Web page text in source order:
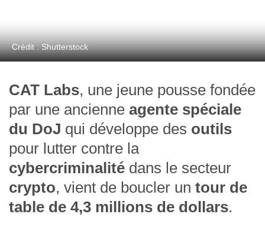
Crédit : Shutterstock
CAT Labs, une jeune pousse fondée
par une ancienne agente spéciale
du DoJ qui développe des outils
pour lutter contre la
cybercriminalité dans le secteur
crypto, vient de boucler un tour de
table de 4,3 millions de dollars.